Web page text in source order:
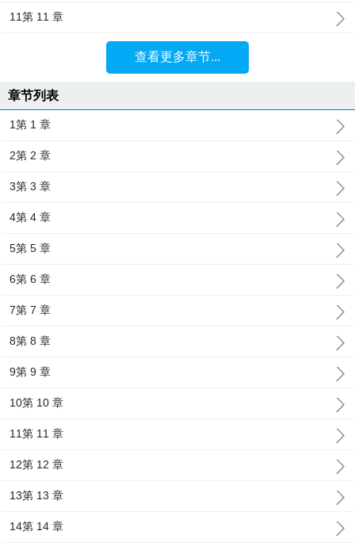
11第 11 章
查看更多章节...
章节列表
1第 1 章
2第 2 章
3第 3 章
4第 4 章
5第 5 章
6第 6 章
7第 7 章
8第 8 章
9第 9 章
10第 10 章
11第 11 章
12第 12 章
13第 13 章
14第 14 章